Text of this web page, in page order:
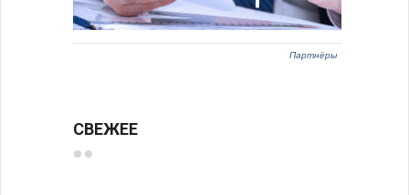
Партнёры
СВЕЖЕЕ